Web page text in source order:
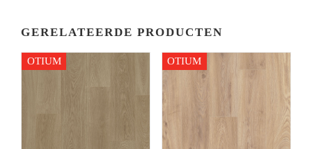
GERELATEERDE PRODUCTEN
OTIUM OTIUM